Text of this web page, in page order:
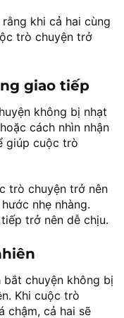
khi cả hai cùng
trò chuyện trở
giao tiếp
không bị nhạt
cách nhìn nhận
giúp cuộc trò
trò chuyện trở nên
nhẹ nhàng.
trở nên dễ chịu.
chuyện không bị
Khi cuộc trò
chậm, cả hai sẽ